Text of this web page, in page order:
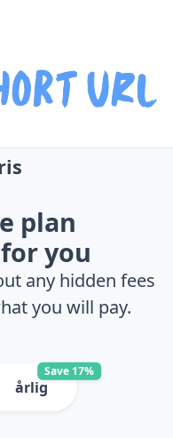
plan
you
any hidden fees
you will pay.
årlig
Save 17%